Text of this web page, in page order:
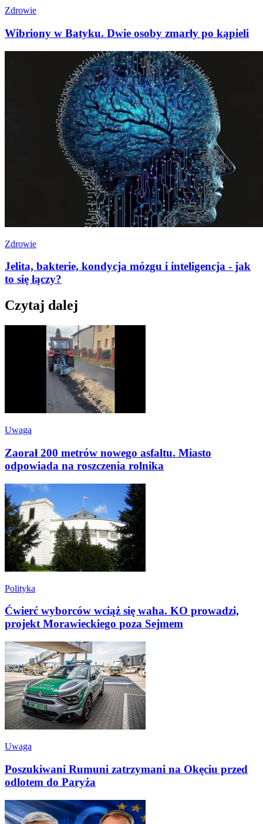
Zdrowie
Wibriony w Batyku. Dwie osoby zmarły po kąpieli
Zdrowie
Jelita, bakterie, kondycja mózgu i inteligencja - jak
to się łączy?
Czytaj dalej
Uwaga
Zaorał 200 metrów nowego asfaltu. Miasto
odpowiada na roszczenia rolnika
Polityka
Ćwierć wyborców wciąż się waha. KO prowadzi,
projekt Morawieckiego poza Sejmem
Uwaga
Poszukiwani Rumuni zatrzymani na Okęciu przed
odlotem do Paryża